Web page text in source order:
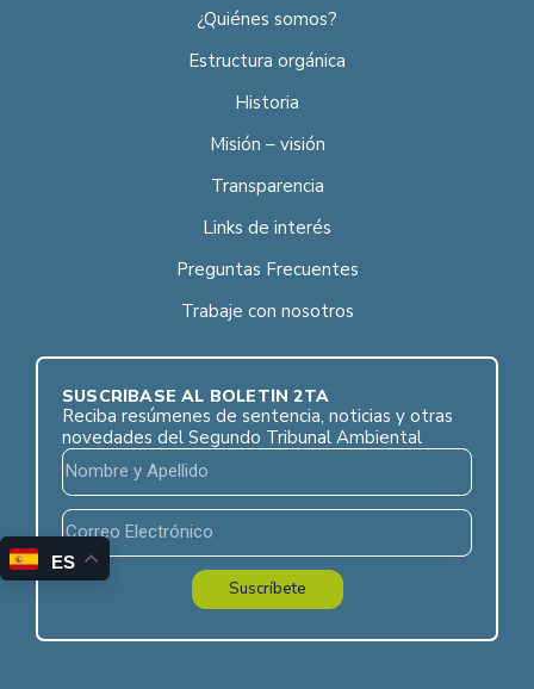
¿Quiénes somos?
Estructura orgánica
Historia
Misión – visión
Transparencia
Links de interés
Preguntas Frecuentes
Trabaje con nosotros
SUSCRÍBASE AL BOLETÍN 2TA
Reciba resúmenes de sentencia, noticias y otras
novedades del Segundo Tribunal Ambiental
Suscríbete
ES